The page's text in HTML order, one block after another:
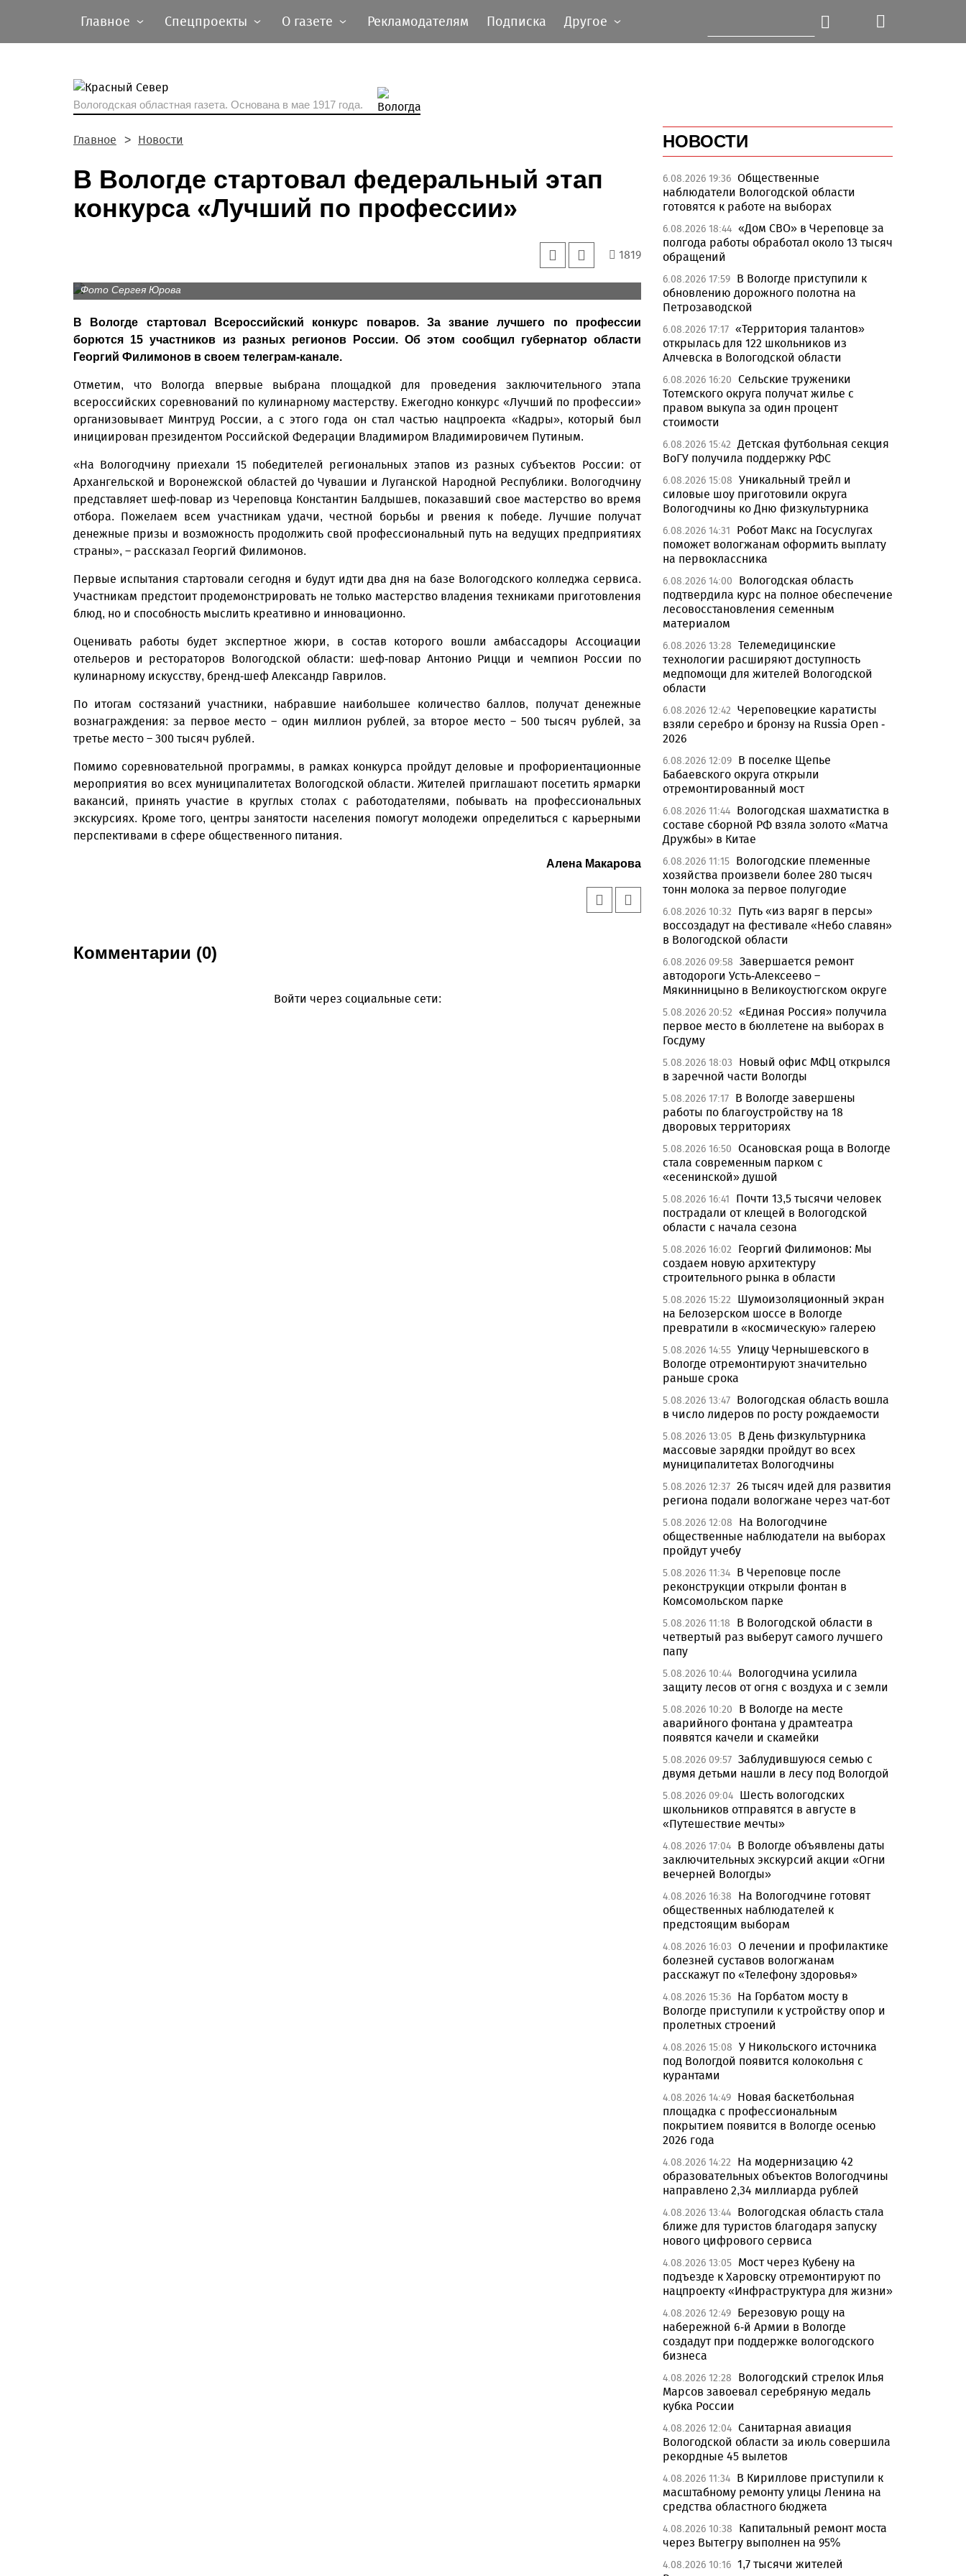
Главное Спецпроекты О газете Рекламодателям Подписка Другое
Вологодская областная газета. Основана в мае 1917 года.
Главное Новости
В Вологде стартовал федеральный этап
конкурса «Лучший по профессии»
1819
Фото Сергея Юрова
В Вологде стартовал Всероссийский конкурс поваров. За звание лучшего по профессии
борются 15 участников из разных регионов России. Об этом сообщил губернатор области
Георгий Филимонов в своем телеграм-канале.
Отметим, что Вологда впервые выбрана площадкой для проведения заключительного этапа
всероссийских соревнований по кулинарному мастерству. Ежегодно конкурс «Лучший по профессии»
организовывает Минтруд России, а с этого года он стал частью нацпроекта «Кадры», который был
инициирован президентом Российской Федерации Владимиром Владимировичем Путиным.
«На Вологодчину приехали 15 победителей региональных этапов из разных субъектов России: от
Архангельской и Воронежской областей до Чувашии и Луганской Народной Республики. Вологодчину
представляет шеф-повар из Череповца Константин Балдышев, показавший свое мастерство во время
отбора. Пожелаем всем участникам удачи, честной борьбы и рвения к победе. Лучшие получат
денежные призы и возможность продолжить свой профессиональный путь на ведущих предприятиях
страны», – рассказал Георгий Филимонов.
Первые испытания стартовали сегодня и будут идти два дня на базе Вологодского колледжа сервиса.
Участникам предстоит продемонстрировать не только мастерство владения техниками приготовления
блюд, но и способность мыслить креативно и инновационно.
Оценивать работы будет экспертное жюри, в состав которого вошли амбассадоры Ассоциации
отельеров и рестораторов Вологодской области: шеф-повар Антонио Рицци и чемпион России по
кулинарному искусству, бренд-шеф Александр Гаврилов.
По итогам состязаний участники, набравшие наибольшее количество баллов, получат денежные
вознаграждения: за первое место – один миллион рублей, за второе место – 500 тысяч рублей, за
третье место – 300 тысяч рублей.
Помимо соревновательной программы, в рамках конкурса пройдут деловые и профориентационные
мероприятия во всех муниципалитетах Вологодской области. Жителей приглашают посетить ярмарки
вакансий, принять участие в круглых столах с работодателями, побывать на профессиональных
экскурсиях. Кроме того, центры занятости населения помогут молодежи определиться с карьерными
перспективами в сфере общественного питания.
Алена Макарова
Комментарии (0)
Войти через социальные сети:
НОВОСТИ
6.08.2026 19:36 Общественные
наблюдатели Вологодской области
готовятся к работе на выборах
6.08.2026 18:44 «Дом СВО» в Череповце за
полгода работы обработал около 13 тысяч
обращений
6.08.2026 17:59 В Вологде приступили к
обновлению дорожного полотна на
Петрозаводской
6.08.2026 17:17 «Территория талантов»
открылась для 122 школьников из
Алчевска в Вологодской области
6.08.2026 16:20 Сельские труженики
Тотемского округа получат жилье с
правом выкупа за один процент
стоимости
6.08.2026 15:42 Детская футбольная секция
ВоГУ получила поддержку РФС
6.08.2026 15:08 Уникальный трейл и
силовые шоу приготовили округа
Вологодчины ко Дню физкультурника
6.08.2026 14:31
Робот Макс на Госуслугах
поможет вологжанам оформить выплату
на первоклассника
6.08.2026 14:00
Вологодская область
подтвердила курс на полное обеспечение
лесовосстановления семенным
материалом
6.08.2026 13:28 Телемедицинские
технологии расширяют доступность
медпомощи для жителей Вологодской
области
6.08.2026 12:42 Череповецкие каратисты
взяли серебро и бронзу на Russia Open -
2026
6.08.2026 12:09 В поселке Щепье
Бабаевского округа открыли
отремонтированный мост
6.08.2026 11:44 Вологодская шахматистка в
составе сборной РФ взяла золото «Матча
Дружбы» в Китае
6.08.2026 11:15 Вологодские племенные
хозяйства произвели более 280 тысяч
тонн молока за первое полугодие
6.08.2026 10:32
Путь «из варяг в персы»
воссоздадут на фестивале «Небо славян»
в Вологодской области
6.08.2026 09:58 Завершается ремонт
автодороги Усть-Алексеево –
Мякинницыно в Великоустюгском округе
5.08.2026 20:52 «Единая Россия» получила
первое место в бюллетене на выборах в
Госдуму
5.08.2026 18:03
Новый офис МФЦ открылся
в заречной части Вологды
5.08.2026 17:17 В Вологде завершены
работы по благоустройству на 18
дворовых территориях
5.08.2026 16:50 Осановская роща в Вологде
стала современным парком с
«есенинской» душой
5.08.2026 16:41
Почти 13,5 тысячи человек
пострадали от клещей в Вологодской
области с начала сезона
5.08.2026 16:02
Георгий Филимонов: Мы
создаем новую архитектуру
строительного рынка в области
5.08.2026 15:22
Шумоизоляционный экран
на Белозерском шоссе в Вологде
превратили в «космическую» галерею
5.08.2026 14:55 Улицу Чернышевского в
Вологде отремонтируют значительно
раньше срока
5.08.2026 13:47 Вологодская область вошла
в число лидеров по росту рождаемости
5.08.2026 13:05 В День физкультурника
массовые зарядки пройдут во всех
муниципалитетах Вологодчины
5.08.2026 12:37 26 тысяч идей для развития
региона подали вологжане через чат-бот
5.08.2026 12:08
На Вологодчине
общественные наблюдатели на выборах
пройдут учебу
5.08.2026 11:34 В Череповце после
реконструкции открыли фонтан в
Комсомольском парке
5.08.2026 11:18
В Вологодской области в
четвертый раз выберут самого лучшего
папу
5.08.2026 10:44 Вологодчина усилила
защиту лесов от огня с воздуха и с земли
5.08.2026 10:20
В Вологде на месте
аварийного фонтана у драмтеатра
появятся качели и скамейки
5.08.2026 09:57 Заблудившуюся семью с
двумя детьми нашли в лесу под Вологдой
5.08.2026 09:04 Шесть вологодских
школьников отправятся в августе в
«Путешествие мечты»
4.08.2026 17:04 В Вологде объявлены даты
заключительных экскурсий акции «Огни
вечерней Вологды»
4.08.2026 16:38
На Вологодчине готовят
общественных наблюдателей к
предстоящим выборам
4.08.2026 16:03 О лечении и профилактике
болезней суставов вологжанам
расскажут по «Телефону здоровья»
4.08.2026 15:36 На Горбатом мосту в
Вологде приступили к устройству опор и
пролетных строений
4.08.2026 15:08 У Никольского источника
под Вологдой появится колокольня с
курантами
4.08.2026 14:49 Новая баскетбольная
площадка с профессиональным
покрытием появится в Вологде осенью
2026 года
4.08.2026 14:22
На модернизацию 42
образовательных объектов Вологодчины
направлено 2,34 миллиарда рублей
4.08.2026 13:44 Вологодская область стала
ближе для туристов благодаря запуску
нового цифрового сервиса
4.08.2026 13:05 Мост через Кубену на
подъезде к Харовску отремонтируют по
нацпроекту «Инфраструктура для жизни»
4.08.2026 12:49 Березовую рощу на
набережной 6-й Армии в Вологде
создадут при поддержке вологодского
бизнеса
4.08.2026 12:28
Вологодский стрелок Илья
Марсов завоевал серебряную медаль
кубка России
4.08.2026 12:04 Санитарная авиация
Вологодской области за июль совершила
рекордные 45 вылетов
4.08.2026 11:34 В Кириллове приступили к
масштабному ремонту улицы Ленина на
средства областного бюджета
4.08.2026 10:38
Капитальный ремонт моста
через Вытегру выполнен на 95%
4.08.2026 10:16 1,7 тысячи жителей